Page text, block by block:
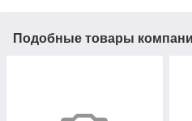
Подобные товары